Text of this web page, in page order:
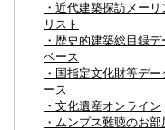
・近代建築探訪メーリ
リスト
・歴史的建築総目録デ
ベース
・国指定文化財等デー
ース
・文化遺産オンライン
・ムンプス難聴のお部